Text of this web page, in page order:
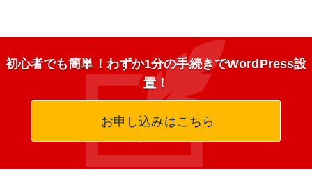
初心者でも簡単！わずか1分の手続きでWordPress設
置！
お申し込みはこちら